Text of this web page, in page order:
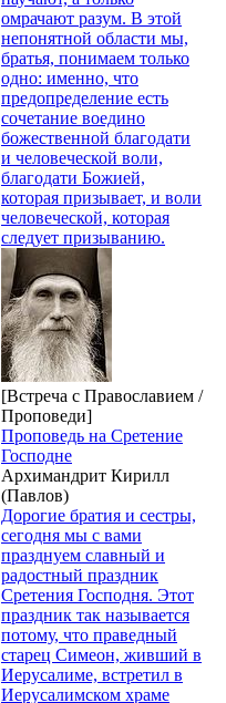
омрачают разум. В этой
непонятной области мы,
братья, понимаем только
одно: именно, что
предопределение есть
сочетание воедино
божественной благодати
и человеческой воли,
благодати Божией,
которая призывает, и воли
человеческой, которая
следует призыванию.
[Встреча с Православием /
Проповеди]
Проповедь на Сретение
Господне
Архимандрит Кирилл
(Павлов)
Дорогие братия и сестры,
сегодня мы с вами
празднуем славный и
радостный праздник
Сретения Господня. Этот
праздник так называется
потому, что праведный
старец Симеон, живший в
Иерусалиме, встретил в
Иерусалимском храме